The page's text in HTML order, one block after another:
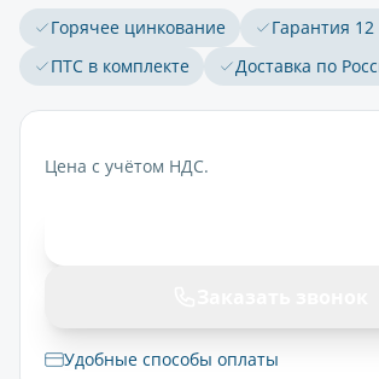
Горячее цинкование
Гарантия 12
ПТС в комплекте
Доставка по
Цена с учётом НДС.
Удобные способы оплаты